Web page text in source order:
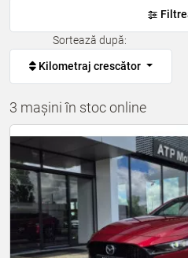
Sortează după:
Kilometraj crescător
3 mașini în stoc online